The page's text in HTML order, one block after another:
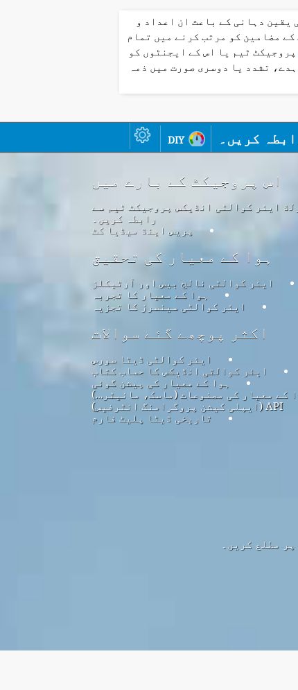
دہانی کے باعث ان اعداد و
کے مضامین کو مرتب کرنے میں تمام
پروجیکٹ ٹیم یا اس کے ایجنٹوں کو
تشدد یا دوسری صورت میں ذمہ
کریں۔ diy
اس پروجیکٹ کے بارے میں
ایئر کوالٹی انڈیکس پروجیکٹ ٹیم سے
رابطہ کریں۔
پریس اینڈ میڈیا کٹ
ہوا کے معیار کی تحقیق
ایئر کوالٹی نالج بیس اور آرٹیکلز
ہوا کے معیار کا تجربہ
ایئر کوالٹی سینسرز کا تجزیہ
اکثر پوچھے گئے سوالات
ایئر کوالٹی ڈیٹا سورس
ایئر کوالٹی انڈیکس کا حساب کتاب
ہوا کے معیار کی پیشن گوئی
کے معیار کی مصنوعات (ماسک، مانیٹر…)
API (ایپلی کیشن پروگرامنگ انٹرفیس)
تاریخی ڈیٹا پلیٹ فارم
مطلع کریں۔